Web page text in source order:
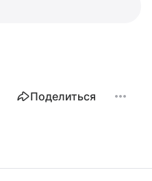
Поделиться